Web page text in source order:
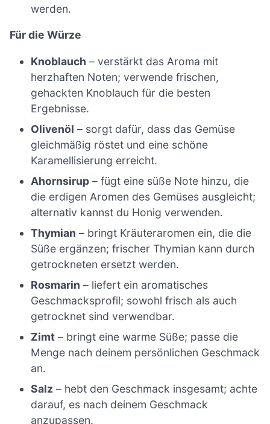
werden.
Für die Würze
Knoblauch – verstärkt das Aroma mit
herzhaften Noten; verwende frischen,
gehackten Knoblauch für die besten
Ergebnisse.
Olivenöl – sorgt dafür, dass das Gemüse
gleichmäßig röstet und eine schöne
Karamellisierung erreicht.
Ahornsirup – fügt eine süße Note hinzu, die
die erdigen Aromen des Gemüses ausgleicht;
alternativ kannst du Honig verwenden.
Thymian – bringt Kräuteraromen ein, die die
Süße ergänzen; frischer Thymian kann durch
getrockneten ersetzt werden.
Rosmarin – liefert ein aromatisches
Geschmacksprofil; sowohl frisch als auch
getrocknet sind verwendbar.
Zimt – bringt eine warme Süße; passe die
Menge nach deinem persönlichen Geschmack
an.
Salz – hebt den Geschmack insgesamt; achte
darauf, es nach deinem Geschmack
anzupassen.